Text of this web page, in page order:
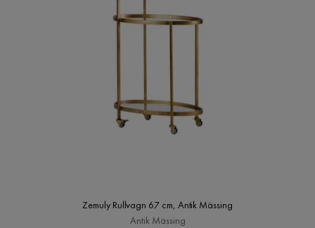
Zemuly Rullvagn 67 cm, Antik Mässing
Antik Mässing